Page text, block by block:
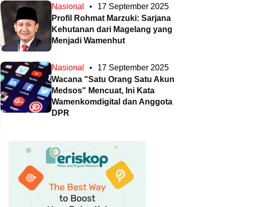
Nasional •
17 September 2025
Profil Rohmat Marzuki: Sarjana
Kehutanan dari Magelang yang
Menjadi Wamenhut
Nasional •
17 September 2025
Wacana "Satu Orang Satu Akun
Medsos" Mencuat, Ini Kata
Wamenkomdigital dan Anggota
DPR